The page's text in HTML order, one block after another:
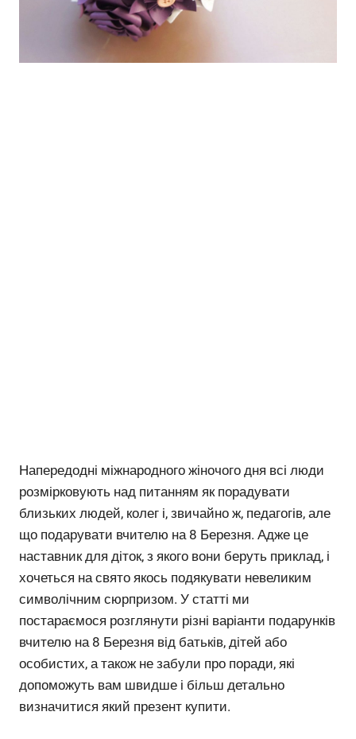
Напередодні міжнародного жіночого дня всі люди
розмірковують над питанням як порадувати
близьких людей, колег і, звичайно ж, педагогів, але
що подарувати вчителю на 8 Березня. Адже це
наставник для діток, з якого вони беруть приклад, і
хочеться на свято якось подякувати невеликим
символічним сюрпризом. У статті ми
постараємося розглянути різні варіанти подарунків
вчителю на 8 Березня від батьків, дітей або
особистих, а також не забули про поради, які
допоможуть вам швидше і більш детально
визначитися який презент купити.